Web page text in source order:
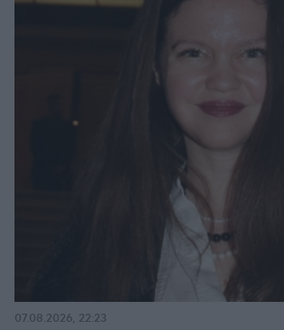
07.08.2026, 22:23